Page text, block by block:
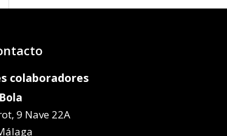
colaboradores
9 Nave 22A